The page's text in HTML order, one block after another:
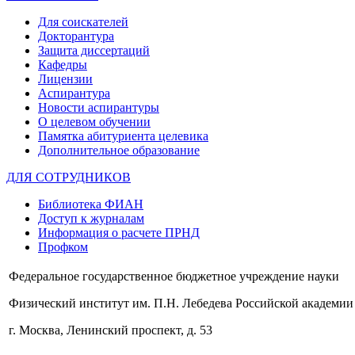
Для соискателей
Докторантура
Защита диссертаций
Кафедры
Лицензии
Аспирантура
Новости аспирантуры
О целевом обучении
Памятка абитуриента целевика
Дополнительное образование
ДЛЯ СОТРУДНИКОВ
Библиотека ФИАН
Доступ к журналам
Информация о расчете ПРНД
Профком
Федеральное государственное бюджетное учреждение науки
Физический институт им. П.Н. Лебедева Российской академии
г. Москва, Ленинский проспект, д. 53